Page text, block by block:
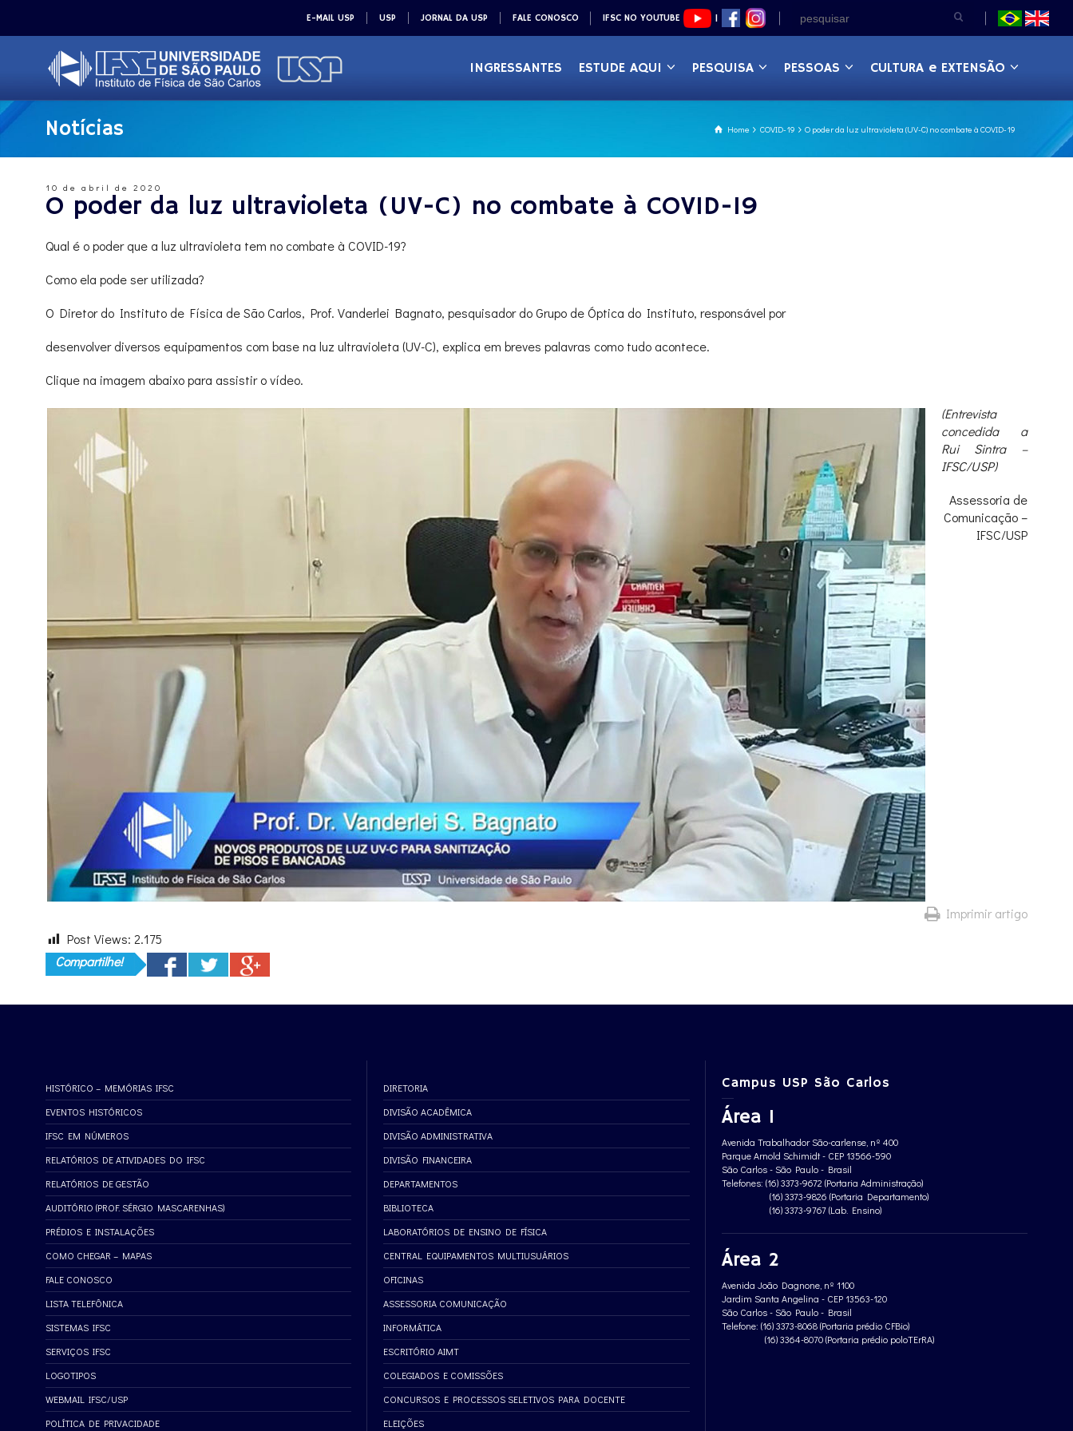
E-MAIL USP USP JORNAL DA USP FALE CONOSCO IFSC NO YOUTUBE |
INGRESSANTES ESTUDE AQUI PESQUISA PESSOAS CULTURA e EXTENSÃO
Home COVID-19 O poder da luz ultravioleta (UV-C) no combate à COVID-19
Notícias
10 de abril de 2020
O poder da luz ultravioleta (UV-C) no combate à COVID-19
Qual é o poder que a luz ultravioleta tem no combate à COVID-19?
Como ela pode ser utilizada?
O Diretor do Instituto de Física de São Carlos, Prof. Vanderlei Bagnato, pesquisador do Grupo de Óptica do Instituto, responsável por
desenvolver diversos equipamentos com base na luz ultravioleta (UV-C), explica em breves palavras como tudo acontece.
Clique na imagem abaixo para assistir o vídeo.
(Entrevista
concedida a
Rui Sintra –
IFSC/USP)
Assessoria de
Comunicação –
IFSC/USP
Imprimir artigo
Post Views: 2.175
Compartilhe!
HISTÓRICO – MEMÓRIAS IFSC
EVENTOS HISTÓRICOS
IFSC EM NÚMEROS
RELATÓRIOS DE ATIVIDADES DO IFSC
RELATÓRIOS DE GESTÃO
AUDITÓRIO (PROF. SÉRGIO MASCARENHAS)
PRÉDIOS E INSTALAÇÕES
COMO CHEGAR – MAPAS
FALE CONOSCO
LISTA TELEFÔNICA
SISTEMAS IFSC
SERVIÇOS IFSC
LOGOTIPOS
WEBMAIL IFSC/USP
POLÍTICA DE PRIVACIDADE
DIRETORIA
DIVISÃO ACADÊMICA
DIVISÃO ADMINISTRATIVA
DIVISÃO FINANCEIRA
DEPARTAMENTOS
BIBLIOTECA
LABORATÓRIOS DE ENSINO DE FÍSICA
CENTRAL EQUIPAMENTOS MULTIUSUÁRIOS
OFICINAS
ASSESSORIA COMUNICAÇÃO
INFORMÁTICA
ESCRITÓRIO AIMT
COLEGIADOS E COMISSÕES
CONCURSOS E PROCESSOS SELETIVOS PARA DOCENTE
ELEIÇÕES
Campus USP São Carlos
Área 1
Avenida Trabalhador São-carlense, nº 400
Parque Arnold Schimidt - CEP 13566-590
São Carlos - São Paulo - Brasil
Telefones: (16) 3373-9672 (Portaria Administração)
(16) 3373-9826 (Portaria Departamento)
(16) 3373-9767 (Lab. Ensino)
Área 2
Avenida João Dagnone, nº 1100
Jardim Santa Angelina - CEP 13563-120
São Carlos - São Paulo - Brasil
Telefone: (16) 3373-8068 (Portaria prédio CFBio)
(16) 3364-8070 (Portaria prédio poloTErRA)